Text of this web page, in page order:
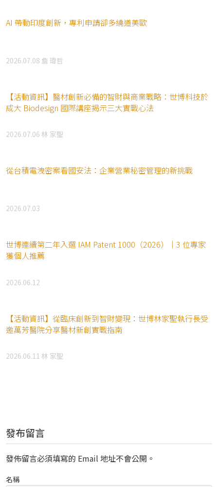
AI 帶動印度創新，專利申請卻多繞道美歐
2026.07.08 詹 瑋哲
【活動資訊】醫材創新必備的智財與商業戰略：世博科技於
成大 Biodesign 國際講座揭示三大實戰心法
2026.07.06 林 家聖
從台積電洩密案看國安法：企業營業秘密管理的新挑戰
2026.07.03
世博連續第二年入選 IAM Patent 1000（2026）｜3 位專家
獲個人推薦
2026.06.12
【活動資訊】從臨床創新到智財變現：世博林家聖執行長受
邀萬芳醫院分享醫材新創實戰指南
2026.06.11 林 家聖
發布留言
發佈留言必須填寫的 Email 地址不會公開。
名稱